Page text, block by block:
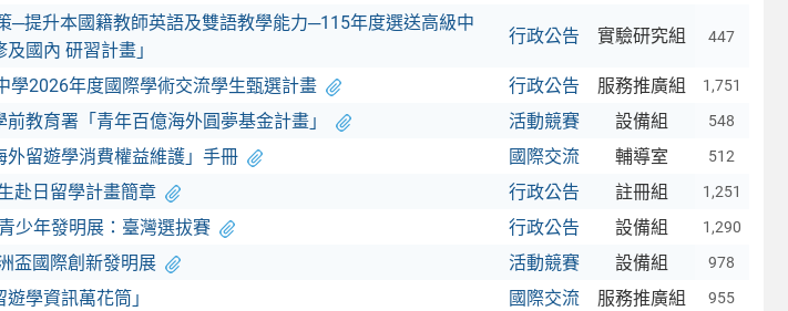
─提升本國籍教師英語及雙語教學能力─115年度選送高級中
國內 研習計畫」
行政公告 實驗研究組 447
學2026年度國際學術交流學生甄選計畫 行政公告 服務推廣組 1,751
前教育署「青年百億海外圓夢基金計畫」 活動競賽 設備組 548
外留遊學消費權益維護」手冊 國際交流 輔導室 512
赴日留學計畫簡章 行政公告 註冊組 1,251
少年發明展：臺灣選拔賽 行政公告 設備組 1,290
盃國際創新發明展 活動競賽 設備組 978
學資訊萬花筒」 國際交流 服務推廣組 955